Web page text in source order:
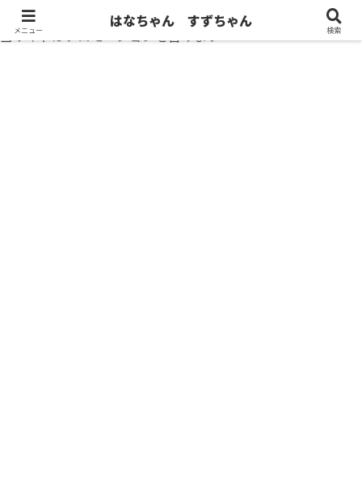
当サイトはプロモーションを含みます
メニュー
はなちゃん すずちゃん
検索